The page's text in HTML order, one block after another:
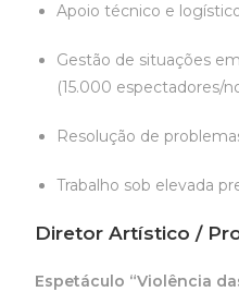
Apoio técnico e
Gestão de situações
(15.000 espectadores/
Resolução de
Trabalho sob elevada
Diretor Artístico /
Espetáculo “Violência